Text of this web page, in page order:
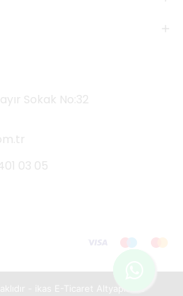
Sokak No:32
03 05
- ikas E-Ticaret